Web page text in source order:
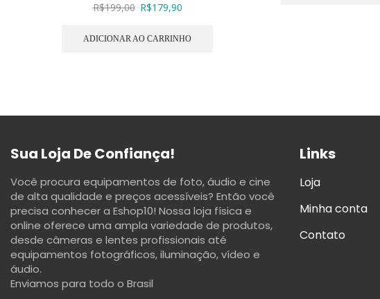
R$199,00 R$179,90
ADICIONAR AO CARRINHO
Sua Loja De Confiança!
Você procura equipamentos de foto, áudio e cine
de alta qualidade e preços acessíveis? Então você
precisa conhecer a Eshop10! Nossa loja física e
online oferece uma ampla variedade de produtos,
desde câmeras e lentes profissionais até
equipamentos fotográficos, iluminação, vídeo e
áudio.
Enviamos para todo o Brasil
Links
Loja
Minha conta
Contato